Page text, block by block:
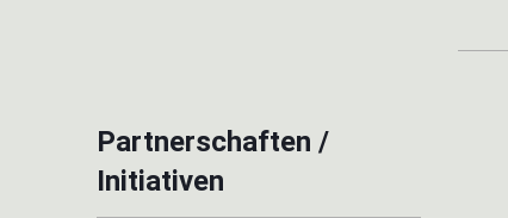
Partnerschaften /
Initiativen